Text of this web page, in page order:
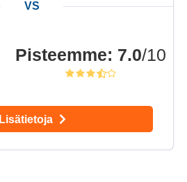
Pisteemme: 7.0/10
Lisätietoja